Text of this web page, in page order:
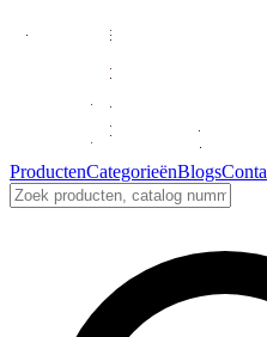
ProductenCategorieënBlogs